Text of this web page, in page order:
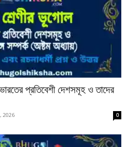
প্রতিবেশী দেশসমূহ ও তাদের
2026 0